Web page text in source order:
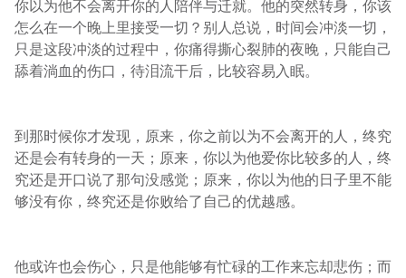
你以为他不会离开你的人陪伴与迁就。他的突然转身，你该
怎么在一个晚上里接受一切？别人总说，时间会冲淡一切，
只是这段冲淡的过程中，你痛得撕心裂肺的夜晚，只能自己
舔着淌血的伤口，待泪流干后，比较容易入眠。
到那时候你才发现，原来，你之前以为不会离开的人，终究
还是会有转身的一天；原来，你以为他爱你比较多的人，终
究还是开口说了那句没感觉；原来，你以为他的日子里不能
够没有你，终究还是你败给了自己的优越感。
他或许也会伤心，只是他能够有忙碌的工作来忘却悲伤；而